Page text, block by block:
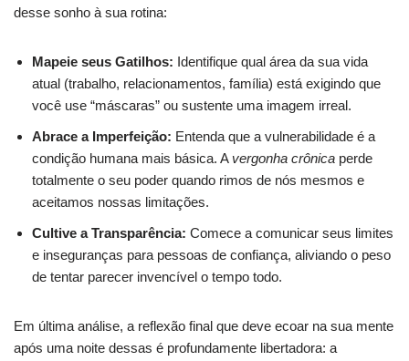
desse sonho à sua rotina:
Mapeie seus Gatilhos: Identifique qual área da sua vida
atual (trabalho, relacionamentos, família) está exigindo que
você use “máscaras” ou sustente uma imagem irreal.
Abrace a Imperfeição: Entenda que a vulnerabilidade é a
condição humana mais básica. A vergonha crônica perde
totalmente o seu poder quando rimos de nós mesmos e
aceitamos nossas limitações.
Cultive a Transparência: Comece a comunicar seus limites
e inseguranças para pessoas de confiança, aliviando o peso
de tentar parecer invencível o tempo todo.
Em última análise, a reflexão final que deve ecoar na sua mente
após uma noite dessas é profundamente libertadora: a